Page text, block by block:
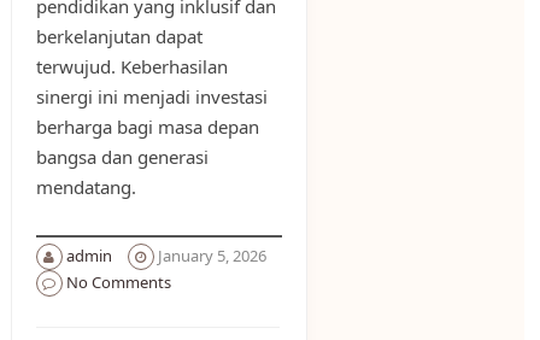
pendidikan yang inklusif dan
berkelanjutan dapat
terwujud. Keberhasilan
sinergi ini menjadi investasi
berharga bagi masa depan
bangsa dan generasi
mendatang.
admin
January 5, 2026
No Comments